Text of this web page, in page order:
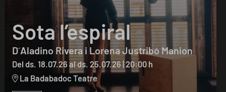
Sota l’espiral
D´Aladino Rivera i Lorena Justribó Manion
Del ds. 18.07.26al ds. 25.07.26|20:00 h
La Badabadoc Teatre